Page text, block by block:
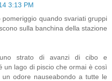
3:13 PM
quando svariati gruppi
sulla banchina della stazione
strato di avanzi di cibo e
un lago di piscio che ormai è così
odore nauseabondo a tutte le